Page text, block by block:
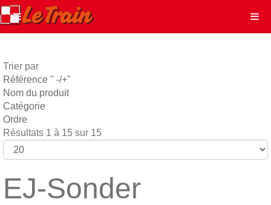
Trier par
Référence " -/+"
Nom du produit
Catégorie
Ordre
Résultats 1 à 15 sur 15
EJ-Sonder